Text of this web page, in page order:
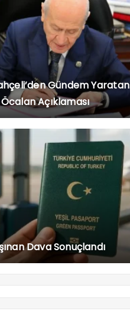
Gündem Yaratan
Açıklaması
Dava Sonuçlandı